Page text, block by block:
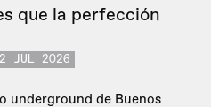
que la perfección
JUL 2026
underground de Buenos